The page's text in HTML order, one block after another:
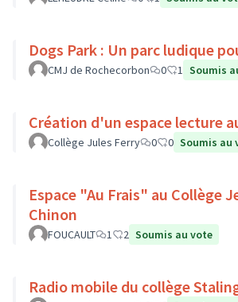
Dogs Park : Un parc ludique
CMJ de Rochecorbon 0 1 Soumis
Création d'un espace lecture
Collège Jules Ferry 0 0 Soumis au
Espace "Au Frais" au Collège
Chinon
FOUCAULT 1 2 Soumis au vote
Radio mobile du collège